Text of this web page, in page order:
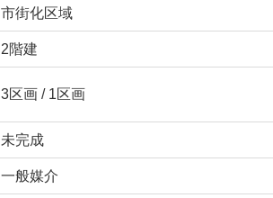
市街化区域
2階建
3区画 / 1区画
未完成
一般媒介